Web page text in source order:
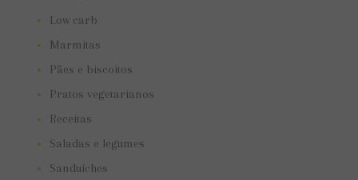
Low carb
Marmitas
Pães e biscoitos
Pratos vegetarianos
Receitas
Saladas e legumes
Sanduíches